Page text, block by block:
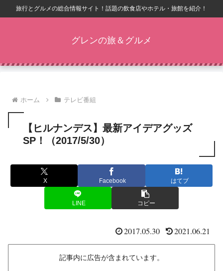
旅行とグルメの総合情報サイト！話題の飲食店やホテル・旅館を紹介！
グレンの旅＆グルメ
ホーム テレビ番組
【ヒルナンデス】最新アイデアグッズ
SP！（2017/5/30）
X Facebook はてブ
LINE コピー
2017.05.30 2021.06.21
記事内に広告が含まれています。